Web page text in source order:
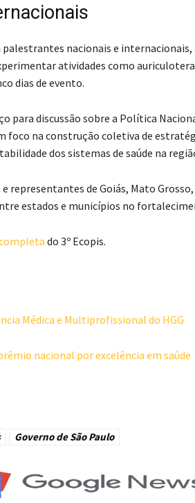
nacionais e internacionais,
atividades como
dias de evento.
para discussão sobre a Política
foco na construção coletiva de
dos sistemas de saúde na
representantes de Goiás, Mato
estados e municípios no
do 3º Ecopis.
Médica e Multiprofissional do HGG
nacional por excelência em saúde
Governo de São Paulo